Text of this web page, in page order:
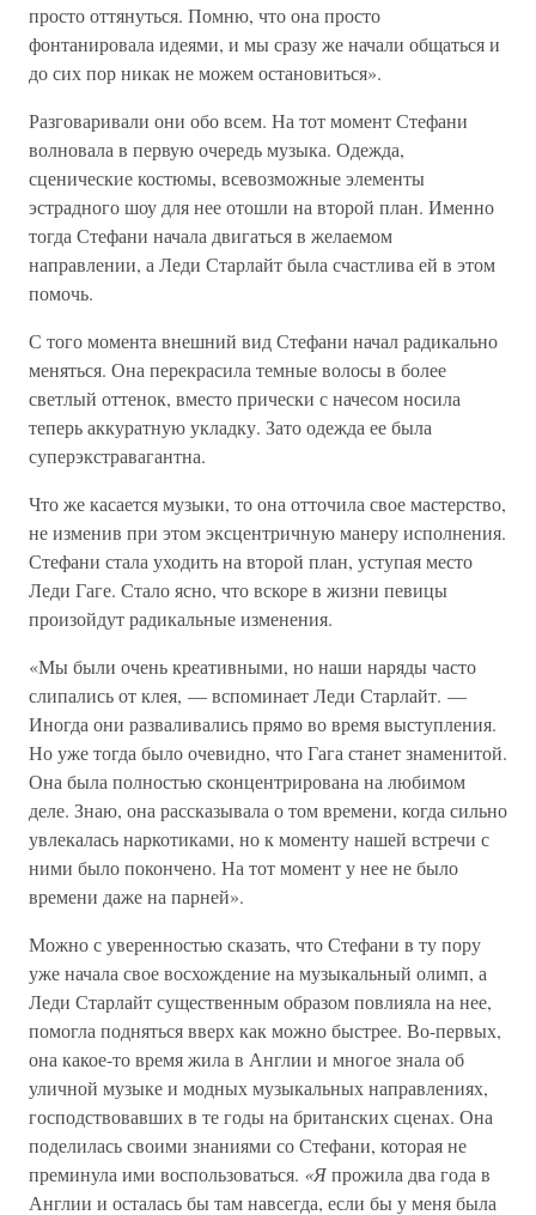
просто оттянуться. Помню, что она просто
фонтанировала идеями, и мы сразу же начали общаться и
до сих пор никак не можем остановиться».
Разговаривали они обо всем. На тот момент Стефани
волновала в первую очередь музыка. Одежда,
сценические костюмы, всевозможные элементы
эстрадного шоу для нее отошли на второй план. Именно
тогда Стефани начала двигаться в желаемом
направлении, а Леди Старлайт была счастлива ей в этом
помочь.
С того момента внешний вид Стефани начал радикально
меняться. Она перекрасила темные волосы в более
светлый оттенок, вместо прически с начесом носила
теперь аккуратную укладку. Зато одежда ее была
суперэкстравагантна.
Что же касается музыки, то она отточила свое мастерство,
не изменив при этом эксцентричную манеру исполнения.
Стефани стала уходить на второй план, уступая место
Леди Гаге. Стало ясно, что вскоре в жизни певицы
произойдут радикальные изменения.
«Мы были очень креативными, но наши наряды часто
слипались от клея, — вспоминает Леди Старлайт. —
Иногда они разваливались прямо во время выступления.
Но уже тогда было очевидно, что Гага станет знаменитой.
Она была полностью сконцентрирована на любимом
деле. Знаю, она рассказывала о том времени, когда сильно
увлекалась наркотиками, но к моменту нашей встречи с
ними было покончено. На тот момент у нее не было
времени даже на парней».
Можно с уверенностью сказать, что Стефани в ту пору
уже начала свое восхождение на музыкальный олимп, а
Леди Старлайт существенным образом повлияла на нее,
помогла подняться вверх как можно быстрее. Во-первых,
она какое-то время жила в Англии и многое знала об
уличной музыке и модных музыкальных направлениях,
господствовавших в те годы на британских сценах. Она
поделилась своими знаниями со Стефани, которая не
преминула ими воспользоваться. «Япрожила два года в
Англии и осталась бы там навсегда, если бы у меня была